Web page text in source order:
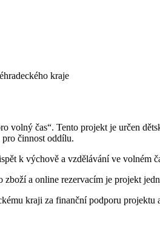
volný čas“. Tento projekt je určen
pro činnost oddílu.
k výchově a vzdělávání ve volném
a online rezervacím je projekt
kraji za finanční podporu projektu